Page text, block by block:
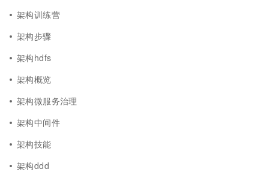
架构训练营
架构步骤
架构hdfs
架构概览
架构微服务治理
架构中间件
架构技能
架构ddd